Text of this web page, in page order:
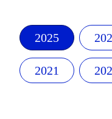
2025
2021